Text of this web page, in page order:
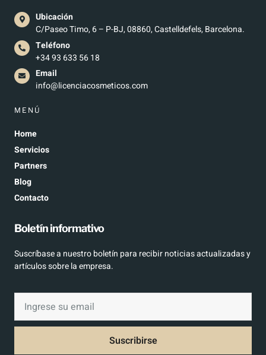
Ubicación
C/Paseo Timo, 6 – P-BJ, 08860, Castelldefels, Barcelona.
Teléfono
+34 93 633 56 18
Email
info@licenciacosmeticos.com
MENÚ
Home
Servicios
Partners
Blog
Contacto
Boletín informativo
Suscríbase a nuestro boletín para recibir noticias actualizadas y
artículos sobre la empresa.
Suscribirse